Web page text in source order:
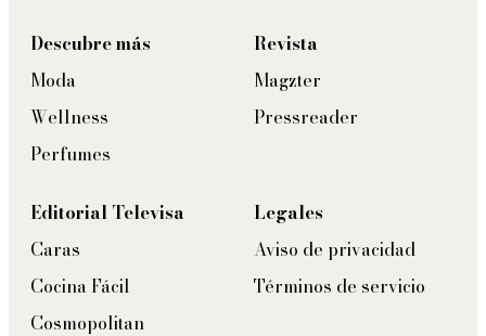
Descubre más
Moda
Wellness
Perfumes
Revista
Magzter
Pressreader
Editorial Televisa
Caras
Cocina Fácil
Cosmopolitan
Legales
Aviso de privacidad
Términos de servicio